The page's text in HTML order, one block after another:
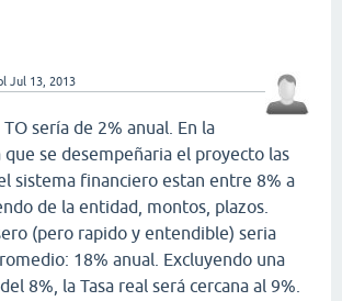
Jul 13, 2013
sería de 2% anual. En la
que se desempeñaria el proyecto las
sistema financiero estan entre 8% a
de la entidad, montos, plazos.
(pero rapido y entendible) seria
18% anual. Excluyendo una
8%, la Tasa real será cercana al 9%.